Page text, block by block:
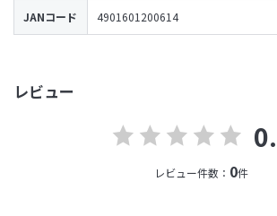
レビュー
レビュー件数： 0件
JANコード 4901601200614